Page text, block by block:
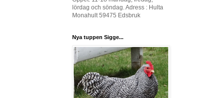
lördag och söndag. Adress : Hulta
Monahult 59475 Edsbruk
Nya tuppen Sigge...